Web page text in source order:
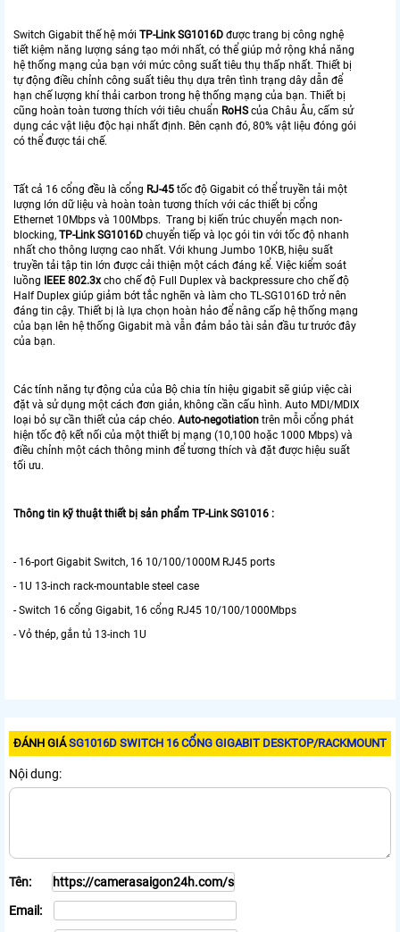
Switch Gigabit thế hệ mới TP-Link SG1016D được trang bị công nghệ
tiết kiệm năng lượng sáng tạo mới nhất, có thể giúp mở rộng khả năng
hệ thống mạng của bạn với mức công suất tiêu thụ thấp nhất. Thiết bị
tự động điều chỉnh công suất tiêu thụ dựa trên tình trạng dây dẫn để
hạn chế lượng khí thải carbon trong hệ thống mạng của bạn. Thiết bị
cũng hoàn toàn tương thích với tiêu chuẩn RoHScủa Châu Âu, cấm sử
dụng các vật liệu độc hại nhất định. Bên cạnh đó, 80% vật liệu đóng gói
có thể được tái chế.
Tất cả 16 cổng đều là cổng RJ-45 tốc độ Gigabit có thể truyền tải một
lượng lớn dữ liệu và hoàn toàn tương thích với các thiết bị cổng
Ethernet 10Mbps và 100Mbps. Trang bị kiến trúc chuyển mạch non-
blocking, TP-Link SG1016D chuyển tiếp và lọc gói tin với tốc độ nhanh
nhất cho thông lượng cao nhất. Với khung Jumbo 10KB, hiệu suất
truyền tải tập tin lớn được cải thiện một cách đáng kể. Việc kiểm soát
luồng IEEE 802.3xcho chế độ Full Duplex và backpressure cho chế độ
Half Duplex giúp giảm bớt tắc nghẽn và làm cho TL-SG1016D trở nên
đáng tin cậy. Thiết bị là lựa chọn hoàn hảo để nâng cấp hệ thống mạng
của bạn lên hệ thống Gigabit mà vẫn đảm bảo tài sản đầu tư trước đây
của bạn.
Các tính năng tự động của của Bộ chia tín hiệu gigabit sẽ giúp việc cài
đặt và sử dụng một cách đơn giản, không cần cấu hình. Auto MDI/MDIX
loại bỏ sự cần thiết của cáp chéo. Auto-negotiation trên mỗi cổng phát
hiện tốc độ kết nối của một thiết bị mạng (10,100 hoặc 1000 Mbps) và
điều chỉnh một cách thông minh để tương thích và đặt được hiệu suất
tối ưu.
Thông tin kỹ thuật thiết bị sản phẩm TP-Link SG1016 :
- 16-port Gigabit Switch, 16 10/100/1000M RJ45 ports
- 1U 13-inch rack-mountable steel case
- Switch 16 cổng Gigabit, 16 cổng RJ45 10/100/1000Mbps
- Vỏ thép, gắn tủ 13-inch 1U
ĐÁNH GIÁSG1016D SWITCH 16 CỔNG GIGABIT DESKTOP/RACKMOUNT
Nội dung:
Tên:
Email: